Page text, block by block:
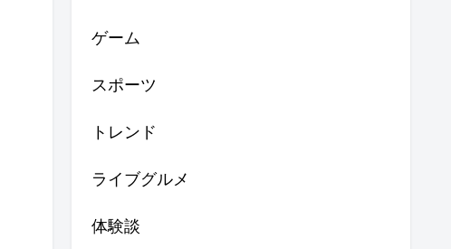
ゲーム
スポーツ
トレンド
ライブグルメ
体験談